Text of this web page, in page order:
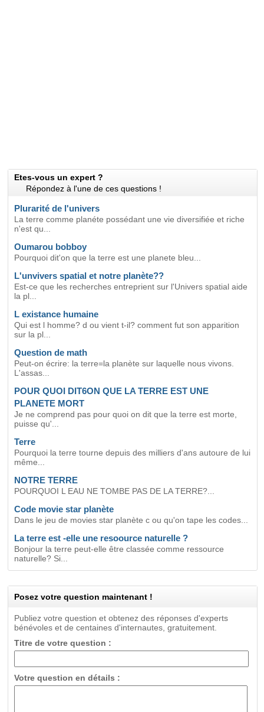
Etes-vous un expert ?
Répondez à l'une de ces questions !
Plurarité de l'univers
La terre comme planéte possédant une vie diversifiée et riche
n'est qu...
Oumarou bobboy
Pourquoi dit'on que la terre est une planete bleu...
L'unvivers spatial et notre planète??
Est-ce que les recherches entreprient sur l'Univers spatial aide
la pl...
L existance humaine
Qui est l homme? d ou vient t-il? comment fut son apparition
sur la pl...
Question de math
Peut-on écrire: la terre=la planète sur laquelle nous vivons.
L'assas...
POUR QUOI DIT6ON QUE LA TERRE EST UNE
PLANETE MORT
Je ne comprend pas pour quoi on dit que la terre est morte,
puisse qu'...
Terre
Pourquoi la terre tourne depuis des milliers d'ans autoure de lui
même...
NOTRE TERRE
POURQUOI L EAU NE TOMBE PAS DE LA TERRE?...
Code movie star planète
Dans le jeu de movies star planète c ou qu'on tape les codes...
La terre est -elle une resoource naturelle ?
Bonjour la terre peut-elle être classée comme ressource
naturelle? Si...
Posez votre question maintenant !
Publiez votre question et obtenez des réponses d'experts
bénévoles et de centaines d'internautes, gratuitement.
Titre de votre question :
Votre question en détails :